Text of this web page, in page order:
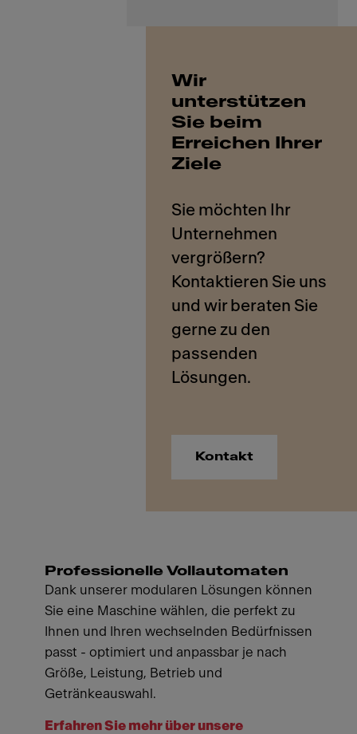
Wir
unterstützen
Sie beim
Erreichen Ihrer
Ziele
Sie möchten Ihr
Unternehmen
vergrößern?
Kontaktieren Sie uns
und wir beraten Sie
gerne zu den
passenden
Kontakt
Professionelle Vollautomaten
Dank unserer modularen Lösungen können
Sie eine Maschine wählen, die perfekt zu
Ihnen und Ihren wechselnden Bedürfnissen
passt - optimiert und anpassbar je nach
Größe, Leistung, Betrieb und
Getränkeauswahl.
Erfahren Sie mehr über unsere